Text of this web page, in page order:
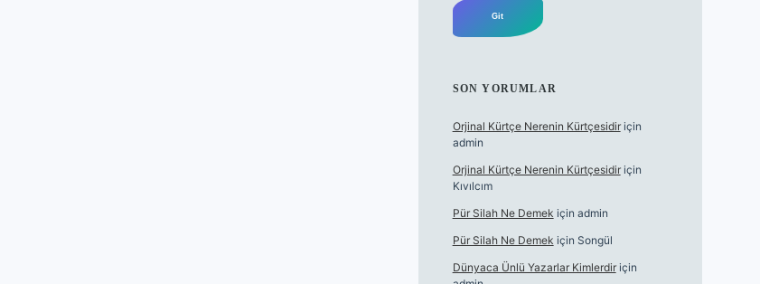
SON YORUMLAR
Orjinal Kürtçe Nerenin Kürtçesidiriçin
admin
Orjinal Kürtçe Nerenin Kürtçesidiriçin
Kıvılcım
Pür Silah Ne Demek için admin
Pür Silah Ne Demek için Songül
Dünyaca Ünlü Yazarlar Kimlerdiriçin